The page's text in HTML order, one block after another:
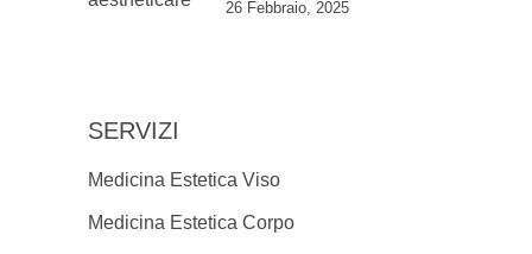
26 Febbraio, 2025
SERVIZI
Medicina Estetica Viso
Medicina Estetica Corpo